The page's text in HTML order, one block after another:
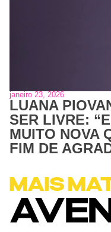
janeiro 23, 2026
LUANA
SER LIVRE:
MUITO NOVA
FIM DE
MAIS